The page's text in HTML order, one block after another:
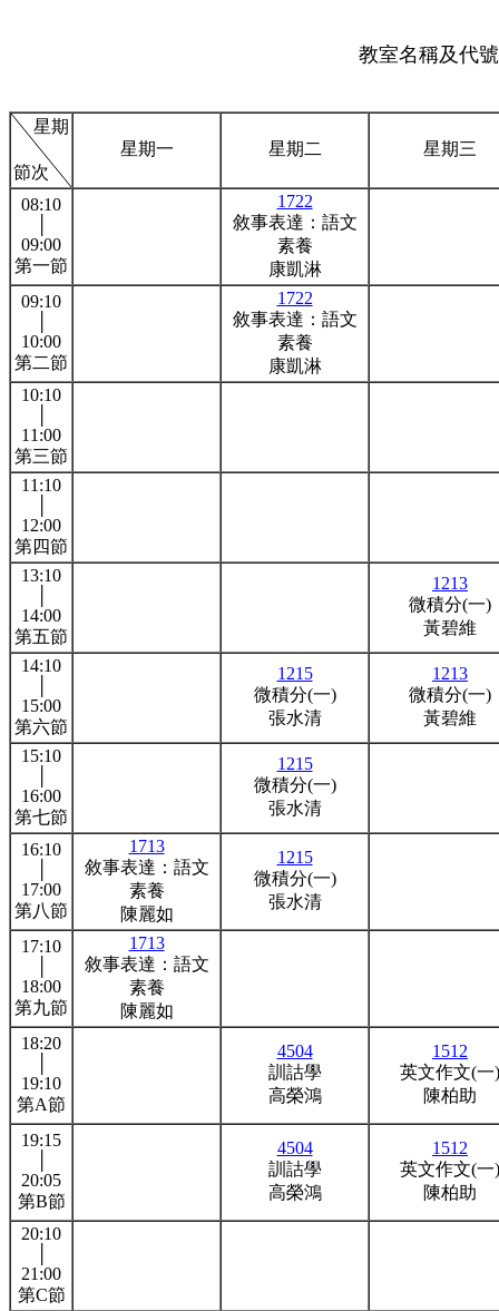
教室名稱及代
星期
節次
星期一 星期二 星期三
08:10
09:00
第一節
1722
敘事表達：語文
素養
康凱淋
09:10
10:00
第二節
1722
敘事表達：語文
素養
康凱淋
10:10
11:00
第三節
11:10
12:00
第四節
13:10
14:00
第五節
1213
微積分(一)
黃碧維
14:10
15:00
第六節
1215
微積分(一)
張水清
1213
微積分(一)
黃碧維
15:10
16:00
第七節
1215
微積分(一)
張水清
16:10
17:00
第八節
1713
敘事表達：語文
素養
陳麗如
1215
微積分(一)
張水清
17:10
18:00
第九節
1713
敘事表達：語文
素養
陳麗如
18:20
19:10
第A節
4504
訓詁學
高榮鴻
1512
英文作文(一)
陳柏助
19:15
20:05
第B節
4504
訓詁學
高榮鴻
1512
英文作文(一)
陳柏助
20:10
21:00
第C節